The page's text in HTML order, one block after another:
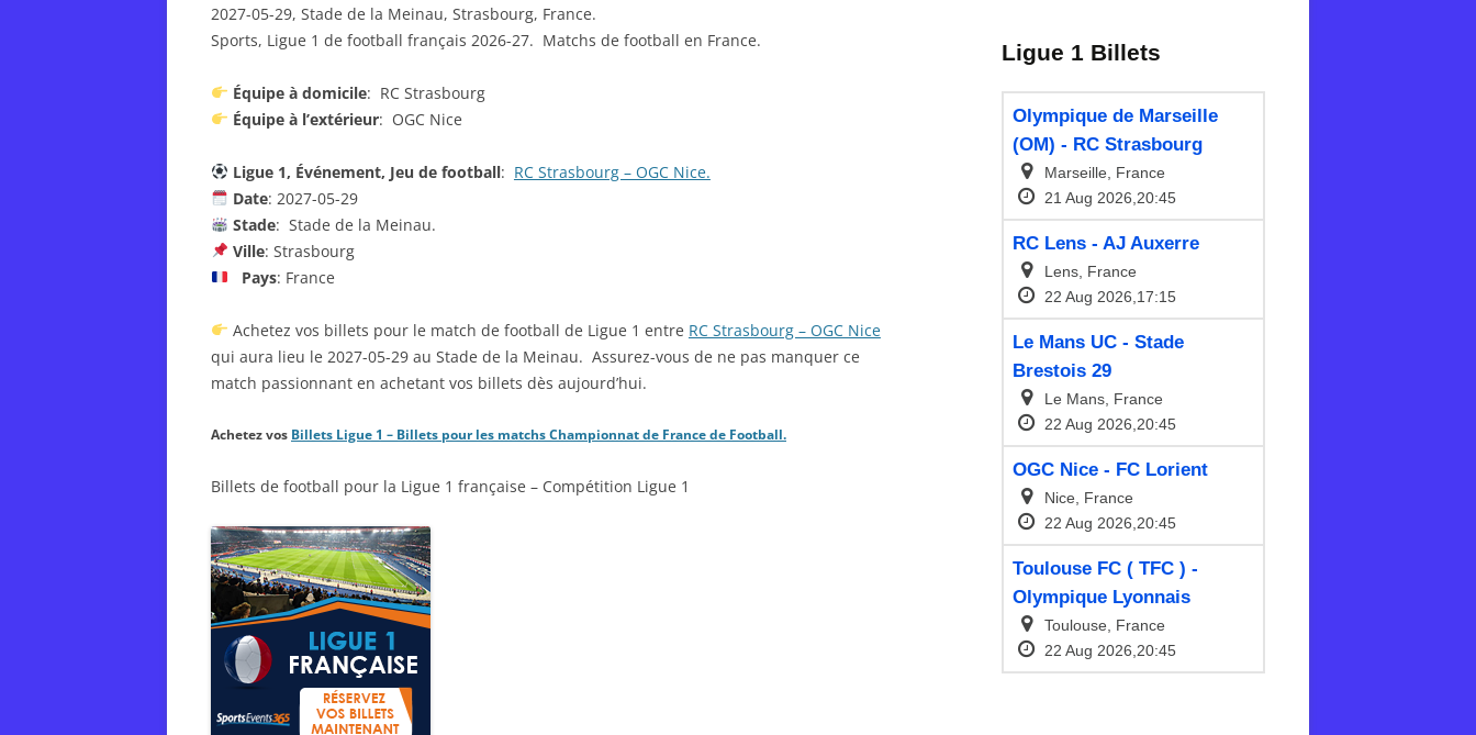
2027-05-29, Stade de la Meinau, Strasbourg, France.
Sports, Ligue 1 de football français 2026-27. Matchs de football en France.
Équipe à domicile: RC Strasbourg
Équipe à l’extérieur: OGC Nice
Ligue 1, Événement, Jeu de football: RC Strasbourg – OGC Nice.
Date: 2027-05-29
Stade: Stade de la Meinau.
Ville: Strasbourg
Pays: France
Achetez vos billets pour le match de football de Ligue 1 entre RC Strasbourg – OGC Nice
qui aura lieu le 2027-05-29 au Stade de la Meinau. Assurez-vous de ne pas manquer ce
match passionnant en achetant vos billets dès aujourd’hui.
Achetez vos Billets Ligue 1 – Billets pour les matchs Championnat de France de Football.
Billets de football pour la Ligue 1 française – Compétition Ligue 1